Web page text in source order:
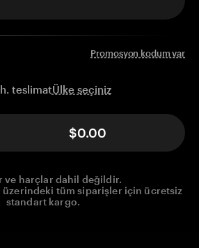
Promosyon kodum var
teslimatÜlke seçiniz
$0.00
ve harçlar dahil değildir.
üzerindeki tüm siparişler için ücretsiz
standart kargo.